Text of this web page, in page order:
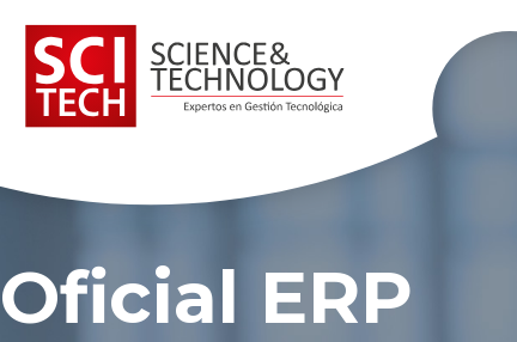
Acerca de Scitech
Noticias
Oficial ERP